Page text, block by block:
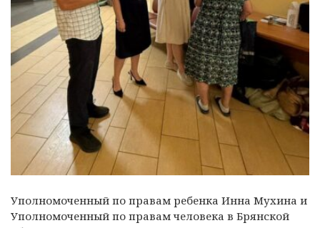
Уполномоченный по правам ребенка Инна Мухина и
Уполномоченный по правам человека в Брянской